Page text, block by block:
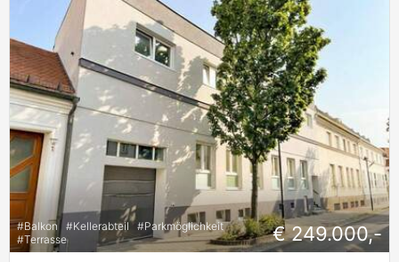
#Balkon #Kellerabteil #Parkmöglichkeit
#Terrasse € 249.000,-